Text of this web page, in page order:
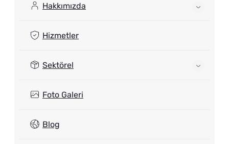
Hakkımızda
Hizmetler
Sektörel
Foto Galeri
Blog